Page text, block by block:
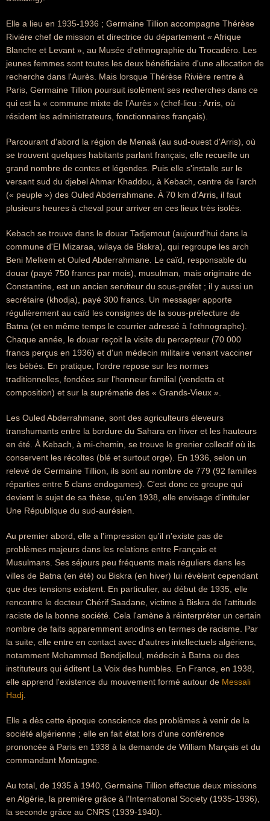
Elle a lieu en 1935-1936 ; Germaine Tillion accompagne Thérèse
Rivière chef de mission et directrice du département « Afrique
Blanche et Levant », au Musée d'ethnographie du Trocadéro. Les
jeunes femmes sont toutes les deux bénéficiaire d'une allocation de
recherche dans l'Aurès. Mais lorsque Thérèse Rivière rentre à
Paris, Germaine Tillion poursuit isolément ses recherches dans ce
qui est la « commune mixte de l'Aurès » (chef-lieu : Arris, où
résident les administrateurs, fonctionnaires français).
Parcourant d'abord la région de Menaâ (au sud-ouest d'Arris), où
se trouvent quelques habitants parlant français, elle recueille un
grand nombre de contes et légendes. Puis elle s'installe sur le
versant sud du djebel Ahmar Khaddou, à Kebach, centre de l'arch
(« peuple ») des Ouled Abderrahmane. À 70 km d'Arris, il faut
plusieurs heures à cheval pour arriver en ces lieux très isolés.
Kebach se trouve dans le douar Tadjemout (aujourd'hui dans la
commune d'El Mizaraa, wilaya de Biskra), qui regroupe les arch
Beni Melkem et Ouled Abderrahmane. Le caïd, responsable du
douar (payé 750 francs par mois), musulman, mais originaire de
Constantine, est un ancien serviteur du sous-préfet ; il y aussi un
secrétaire (khodja), payé 300 francs. Un messager apporte
régulièrement au caïd les consignes de la sous-préfecture de
Batna (et en même temps le courrier adressé à l'ethnographe).
Chaque année, le douar reçoit la visite du percepteur (70 000
francs perçus en 1936) et d'un médecin militaire venant vacciner
les bébés. En pratique, l'ordre repose sur les normes
traditionnelles, fondées sur l'honneur familial (vendetta et
composition) et sur la suprématie des « Grands-Vieux ».
Les Ouled Abderrahmane, sont des agriculteurs éleveurs
transhumants entre la bordure du Sahara en hiver et les hauteurs
en été. À Kebach, à mi-chemin, se trouve le grenier collectif où ils
conservent les récoltes (blé et surtout orge). En 1936, selon un
relevé de Germaine Tillion, ils sont au nombre de 779 (92 familles
réparties entre 5 clans endogames). C'est donc ce groupe qui
devient le sujet de sa thèse, qu'en 1938, elle envisage d'intituler
Une République du sud-aurésien.
Au premier abord, elle a l'impression qu'il n'existe pas de
problèmes majeurs dans les relations entre Français et
Musulmans. Ses séjours peu fréquents mais réguliers dans les
villes de Batna (en été) ou Biskra (en hiver) lui révèlent cependant
que des tensions existent. En particulier, au début de 1935, elle
rencontre le docteur Chérif Saadane, victime à Biskra de l'attitude
raciste de la bonne société. Cela l'amène à réinterpréter un certain
nombre de faits apparemment anodins en termes de racisme. Par
la suite, elle entre en contact avec d'autres intellectuels algériens,
notamment Mohammed Bendjelloul, médecin à Batna ou des
instituteurs qui éditent La Voix des humbles. En France, en 1938,
elle apprend l'existence du mouvement formé autour de Messali
Hadj
Elle a dès cette époque conscience des problèmes à venir de la
société algérienne ; elle en fait état lors d'une conférence
prononcée à Paris en 1938 à la demande de William Marçais et du
commandant Montagne.
Au total, de 1935 à 1940, Germaine Tillion effectue deux missions
en Algérie, la première grâce à l'International Society (1935-1936),
la seconde grâce au CNRS (1939-1940).